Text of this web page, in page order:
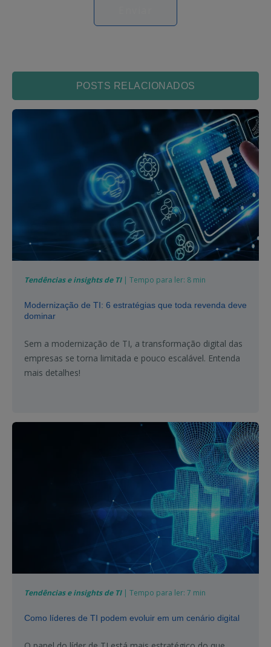
POSTS RELACIONADOS
Tendências e insights de TI| Tempo para ler: 8 min
Modernização de TI: 6 estratégias que toda revenda deve
dominar
Sem a modernização de TI, a transformação digital das
empresas se torna limitada e pouco escalável. Entenda
mais detalhes!
Tendências e insights de TI| Tempo para ler: 7 min
Como líderes de TI podem evoluir em um cenário digital